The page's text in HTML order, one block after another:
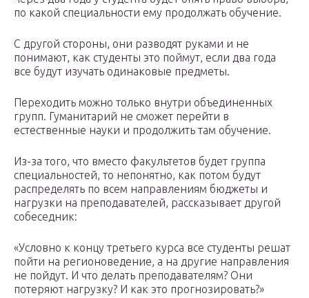
по какой специальности ему продолжать обучение.
С другой стороны, они разводят руками и не
понимают, как студенты это поймут, если два года
все будут изучать одинаковые предметы.
Переходить можно только внутри объединенных
групп. Гуманитарий не сможет перейти в
естественные науки и продолжить там обучение.
Из-за того, что вместо факультетов будет группа
специальностей, то непонятно, как потом будут
распределять по всем направлениям бюджеты и
нагрузки на преподавателей, рассказывает другой
собеседник:
«Условно к концу третьего курса все студенты решат
пойти на регионоведение, а на другие направления
не пойдут. И что делать преподавателям? Они
потеряют нагрузку? И как это прогнозировать?»